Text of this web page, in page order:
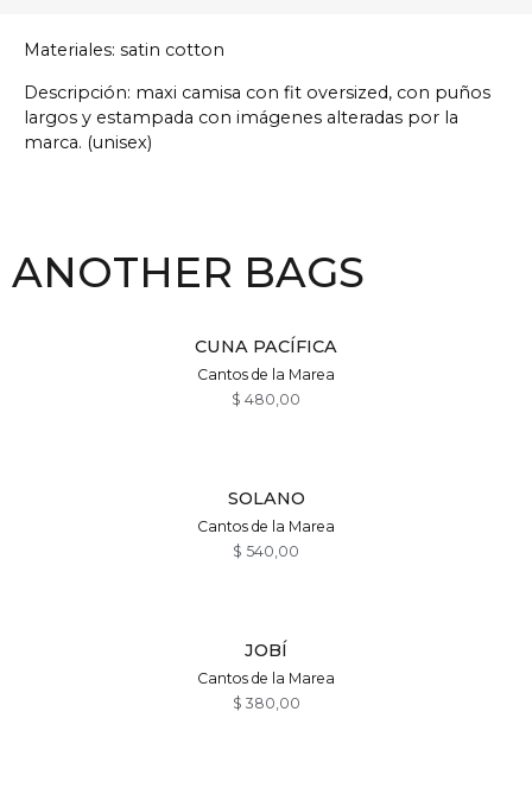
Materiales: satin cotton
Descripción: maxi camisa con fit oversized, con puños
largos y estampada con imágenes alteradas por la
marca. (unisex)
ANOTHER BAGS
CUNA PACÍFICA
Cantos de la Marea
$ 480,00
SOLANO
Cantos de la Marea
$ 540,00
JOBÍ
Cantos de la Marea
$ 380,00